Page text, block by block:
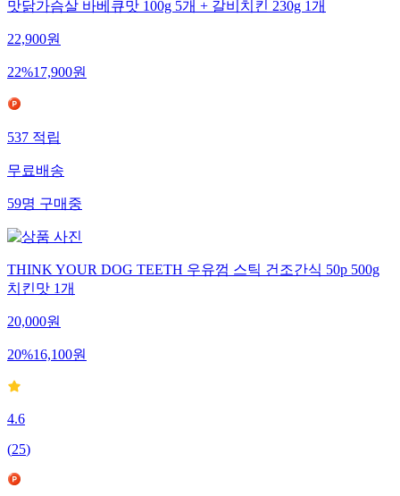
맛닭가슴살 바베큐맛 100g 5개 + 갈비치킨 230g 1개
22,900원
22%17,900원
537적립
무료배송
59명구매중
THINK YOUR DOG TEETH 우유껌 스틱 건조간식 50p 500g
치킨맛 1개
20,000원
20%16,100원
4.6
(25)